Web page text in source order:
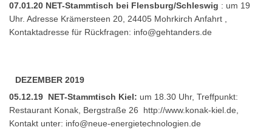
07.01.20 NET-Stammtisch bei Flensburg/Schleswig : um 19
Uhr. Adresse Krämersteen 20, 24405 Mohrkirch Anfahrt
Kontaktadresse für Rückfragen: info@gehtanders.de
DEZEMBER 2019
05.12.19 NET-Stammtisch Kiel: um 18.30 Uhr, Treffpunkt:
Restaurant Konak, Bergstraße 26 http://www.konak-kiel.de
Kontakt unter: info@neue-energietechnologien.de